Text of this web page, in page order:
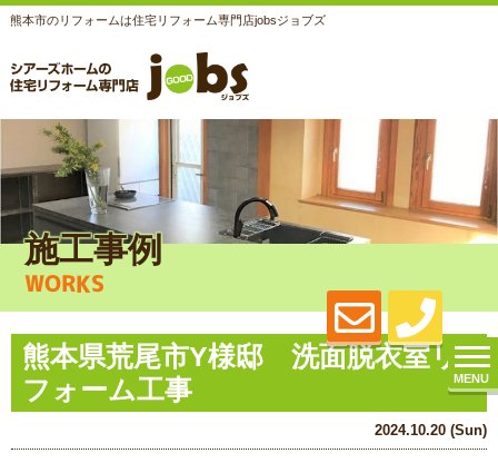
熊本市のリフォームは住宅リフォーム専門店jobsジョブズ
MENU
施工事例
WORKS
熊本県荒尾市Y様邸 洗面脱衣室リ
フォーム工事
2024.10.20 (Sun)